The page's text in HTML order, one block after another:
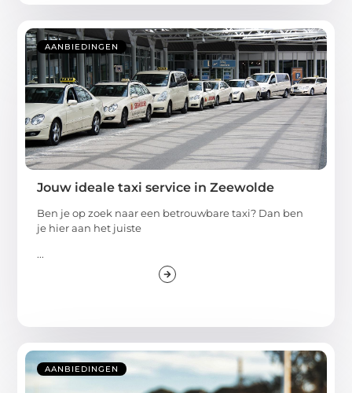
AANBIEDINGEN
Jouw ideale taxi service in Zeewolde
Ben je op zoek naar een betrouwbare taxi? Dan ben
je hier aan het juiste
...
AANBIEDINGEN